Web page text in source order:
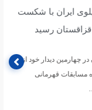
ایران با شکست
قزاقستان رسید
در چهارمین دیدار خود از
مسابقات قهرمانی